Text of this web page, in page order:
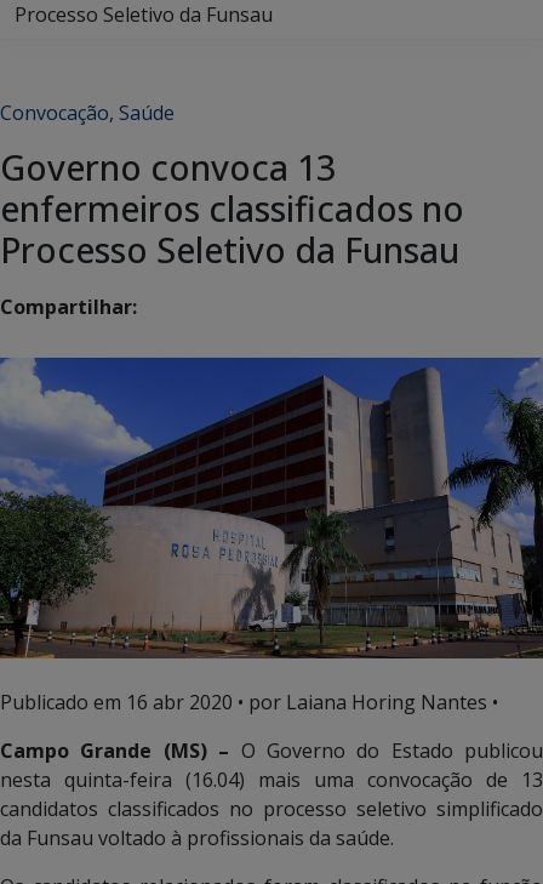
Processo Seletivo da Funsau
Convocação, Saúde
Governo convoca 13
enfermeiros classificados no
Processo Seletivo da Funsau
Compartilhar:
Publicado em 16 abr 2020 • por Laiana Horing Nantes •
Campo Grande (MS) – O Governo do Estado publicou
nesta quinta-feira (16.04) mais uma convocação de 13
candidatos classificados no processo seletivo simplificado
da Funsau voltado à profissionais da saúde.